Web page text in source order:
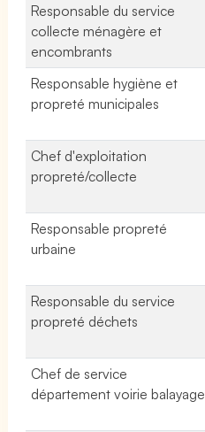
Responsable du service
collecte ménagère et
encombrants
Responsable hygiène et
propreté municipales
Chef d'exploitation
propreté/collecte
Responsable propreté
urbaine
Responsable du service
propreté déchets
Chef de service
département voirie balayage